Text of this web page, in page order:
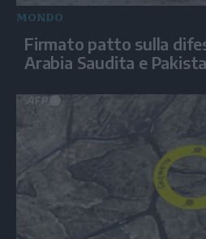
MONDO
Firmato patto sulla
Arabia Saudita e